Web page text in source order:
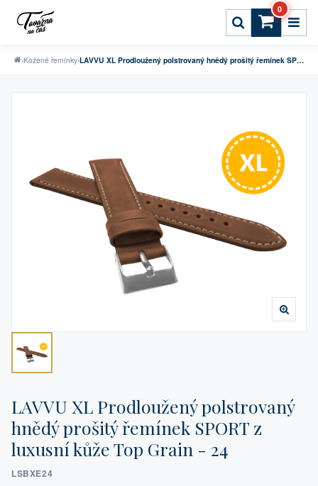
0
›Kožené řemínky› LAVVU XL Prodloužený polstrovaný hnědý prošitý řemínek SPORT z luxusní kůže Top Grain - 24
LAVVU XL Prodloužený polstrovaný
hnědý prošitý řemínek SPORT z
luxusní kůže Top Grain - 24
LSBXE24